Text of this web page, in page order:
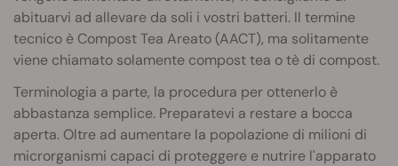
abituarvi ad allevare da soli i vostri batteri. Il termine
tecnico è Compost Tea Areato (AACT), ma solitamente
viene chiamato solamente compost tea o tè di compost.
Terminologia a parte, la procedura per ottenerlo è
abbastanza semplice. Preparatevi a restare a bocca
aperta. Oltre ad aumentare la popolazione di milioni di
microrganismi capaci di proteggere e nutrire l'apparato